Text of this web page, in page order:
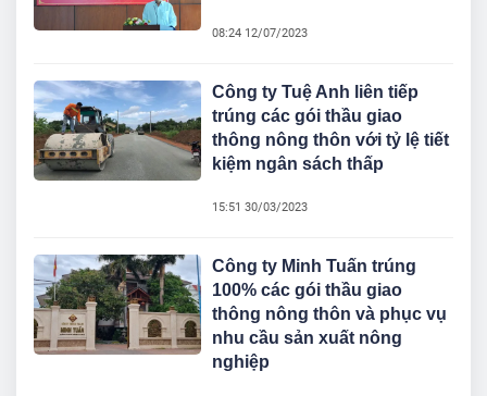
08:24 12/07/2023
Công ty Tuệ Anh liên tiếp
trúng các gói thầu giao
thông nông thôn với tỷ lệ tiết
kiệm ngân sách thấp
15:51 30/03/2023
Công ty Minh Tuấn trúng
100% các gói thầu giao
thông nông thôn và phục vụ
nhu cầu sản xuất nông
nghiệp